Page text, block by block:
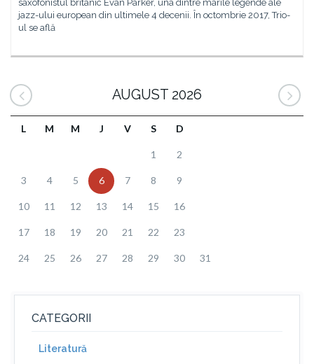
saxofonistul britanic Evan Parker, una dintre marile legende ale
jazz-ului european din ultimele 4 decenii. În octombrie 2017, Trio-
ul se află
AUGUST 2026
L M M J V S D
1 2
3 4 5 6 7 8 9
10 11 12 13 14 15 16
17 18 19 20 21 22 23
24 25 26 27 28 29 30 31
CATEGORII
Literatură